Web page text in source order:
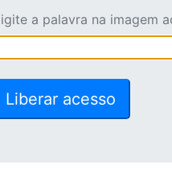
a palavra na imagem